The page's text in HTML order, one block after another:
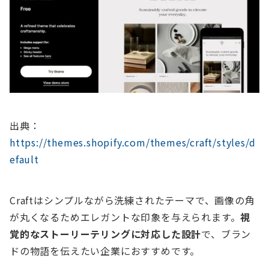
出典：
https://themes.shopify.com/themes/craft/styles/d
efault
Craftはシンプルながら洗練されたテーマで、画像の角
が丸くなるためエレガントな印象を与えられます。視
覚的なストーリーテリングに対応した設計で、ブラン
ドの物語を伝えたい企業におすすめです。